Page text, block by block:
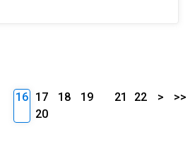
16 17 18
19
20
21 22 > >>